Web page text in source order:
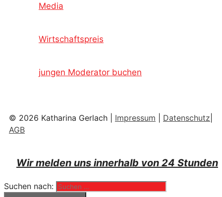
Media
Wirtschaftspreis
jungen Moderator buchen
© 2026 Katharina Gerlach | Impressum Datenschutz
AGB
Wir melden uns innerhalb von 24 Stunden
Suchen nach: